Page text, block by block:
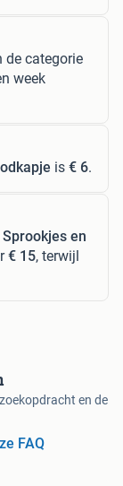
de categorie
week
is € 6.
Sprookjes en
€ 15, terwijl
en de
FAQ